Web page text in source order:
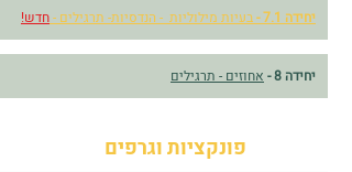
יחידה 7.1 - בעיות מילוליות - הנדסיות- תרגילים -חדש!
יחידה 8 - אחוזים - תרגילים
פונקציות וגרפים